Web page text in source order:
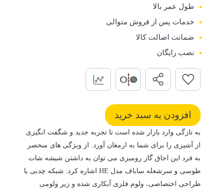
طول عمر بالا
خدمات پس از فروش متوالی
ضمانت اصالت کالا
نصب رایگان
به تازگی وارد بازار شده است تا تجربه جدید و شگفت انگیزی
از آشپزی را برای شما به ارمغان آورد. از ویژگی های منحصر
به فرد این اجاق گاز رومیزی می توان به داشتن شیشه شات
طوسی و سرشعله ساباف مدل HE اشاره کرد. شبکه چدنی با
طراحی اختصاصی، ولوم فلزی آبکاری شده و زیر ولومی